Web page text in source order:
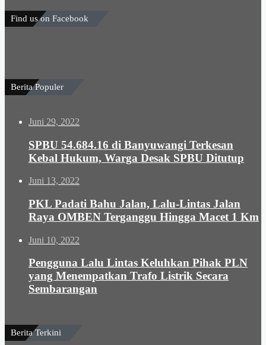
Find us on Facebook
Berita Populer
Juni 29, 2022
SPBU 54.684.16 di Banyuwangi Terkesan
Kebal Hukum, Warga Desak SPBU Ditutup
Juni 13, 2022
PKL Padati Bahu Jalan, Lalu-Lintas Jalan
Raya OMBEN Terganggu Hingga Macet 1 Km
Juni 10, 2022
Pengguna Lalu Lintas Keluhkan Pihak PLN
yang Menempatkan Trafo Listrik Secara
Sembarangan
Berita Terkini